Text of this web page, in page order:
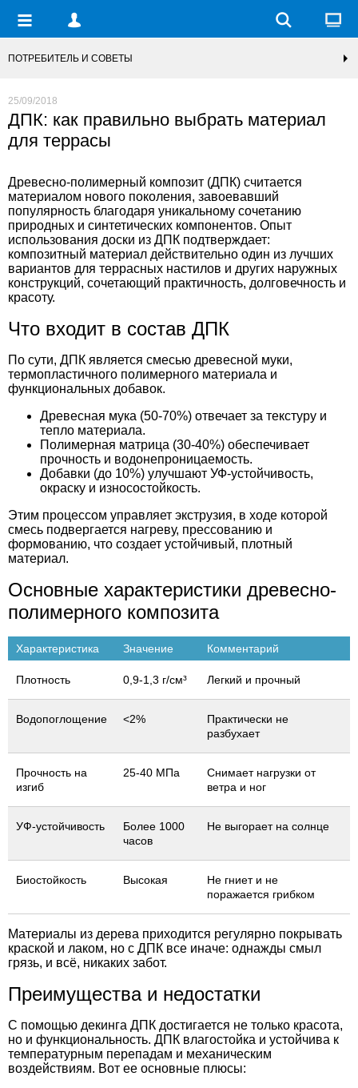
ПОТРЕБИТЕЛЬ И СОВЕТЫ
25/09/2018
ДПК: как правильно выбрать материал
для террасы
Древесно-полимерный композит (ДПК) считается
материалом нового поколения, завоевавший
популярность благодаря уникальному сочетанию
природных и синтетических компонентов. Опыт
использования доски из ДПК подтверждает:
композитный материал действительно один из лучших
вариантов для террасных настилов и других наружных
конструкций, сочетающий практичность, долговечность и
красоту.
Что входит в состав ДПК
По сути, ДПК является смесью древесной муки,
термопластичного полимерного материала и
функциональных добавок.
Древесная мука (50-70%) отвечает за текстуру и
тепло материала.
Полимерная матрица (30-40%) обеспечивает
прочность и водонепроницаемость.
Добавки (до 10%) улучшают УФ-устойчивость,
окраску и износостойкость.
Этим процессом управляет экструзия, в ходе которой
смесь подвергается нагреву, прессованию и
формованию, что создает устойчивый, плотный
материал.
Основные характеристики древесно-
полимерного композита
Характеристика Значение Комментарий
Плотность 0,9-1,3 г/см³ Легкий и прочный
Водопоглощение <2%
Практически не
разбухает
Прочность на
изгиб
25-40 МПа
Снимает нагрузки от
ветра и ног
УФ-устойчивость
Более 1000
часов
Не выгорает на солнце
Биостойкость Высокая
Не гниет и не
поражается грибком
Материалы из дерева приходится регулярно покрывать
краской и лаком, но с ДПК все иначе: однажды смыл
грязь, и всё, никаких забот.
Преимущества и недостатки
С помощью декинга ДПК достигается не только красота,
но и функциональность. ДПК влагостойка и устойчива к
температурным перепадам и механическим
воздействиям. Вот ее основные плюсы: